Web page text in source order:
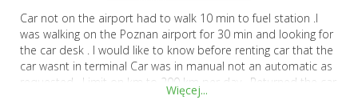
Car not on the airport had to walk 10 min to fuel station .I
was walking on the Poznan airport for 30 min and looking for
the car desk . I would like to know before renting car that the
car wasnt in terminal Car was in manual not an automatic as
requested . Limit on km to 200 km per day . Returned the car
to e flex desk they didnt know anything about it . Person who
Więcej...